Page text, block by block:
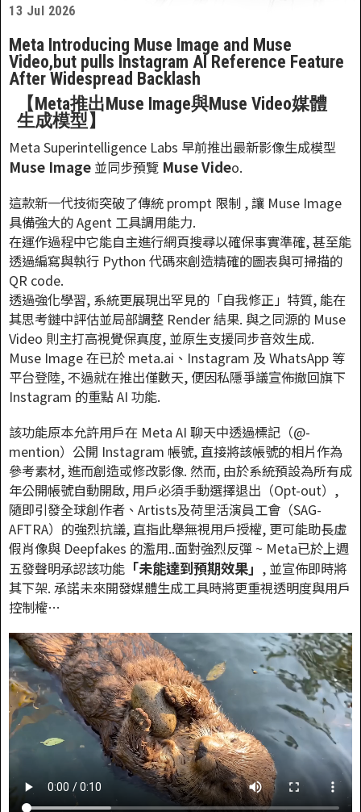
13 Jul 2026
Meta Introducing Muse Image and Muse
Video,but pulls Instagram AI Reference Feature
After Widespread Backlash
【Meta推出Muse Image與Muse Video媒體
生成模型】
Meta Superintelligence Labs 早前推出最新影像生成模型
Muse Image 並同步預覽 Muse Video.
這款新一代技術突破了傳統 prompt 限制 , 讓 Muse Image
具備強大的 Agent 工具調用能力.
在運作過程中它能自主進行網頁搜尋以確保事實準確, 甚至能
透過編寫與執行 Python 代碼來創造精確的圖表與可掃描的
QR code.
透過強化學習, 系統更展現出罕見的「自我修正」特質, 能在
其思考鏈中評估並局部調整 Render 結果. 與之同源的 Muse
Video 則主打高視覺保真度, 並原生支援同步音效生成.
Muse Image 在已於 meta.ai、Instagram 及 WhatsApp 等
平台登陸, 不過就在推出僅數天, 便因私隱爭議宣佈撤回旗下
Instagram 的重點 AI 功能.
該功能原本允許用戶在 Meta AI 聊天中透過標記（@-
mention）公開 Instagram 帳號, 直接將該帳號的相片作為
參考素材, 進而創造或修改影像. 然而, 由於系統預設為所有成
年公開帳號自動開啟, 用戶必須手動選擇退出（Opt-out）,
隨即引發全球創作者、Artists及荷里活演員工會（SAG-
AFTRA）的強烈抗議, 直指此舉無視用戶授權, 更可能助長虛
假肖像與 Deepfakes 的濫用..面對強烈反彈 ~ Meta已於上週
五發聲明承認該功能 「未能達到預期效果」 , 並宣佈即時將
其下架. 承諾未來開發媒體生成工具時將更重視透明度與用戶
控制權…